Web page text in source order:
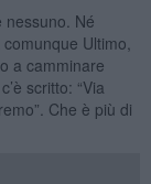
Né
Ultimo,
a camminare
scritto: “Via
Che è più di